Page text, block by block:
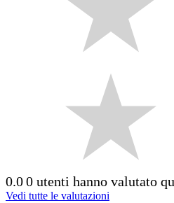
0.00 utenti hanno valutato
Vedi tutte le valutazioni